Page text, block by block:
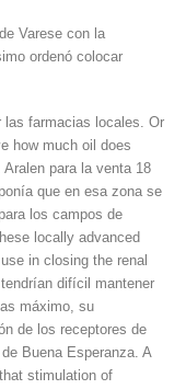
Varese con la
ordenó colocar
las farmacias locales. Or
how much oil does
para la venta 18
que en esa zona se
los campos de
locally advanced
in closing the renal
difícil mantener
máximo, su
de los receptores de
Buena Esperanza. A
stimulation of